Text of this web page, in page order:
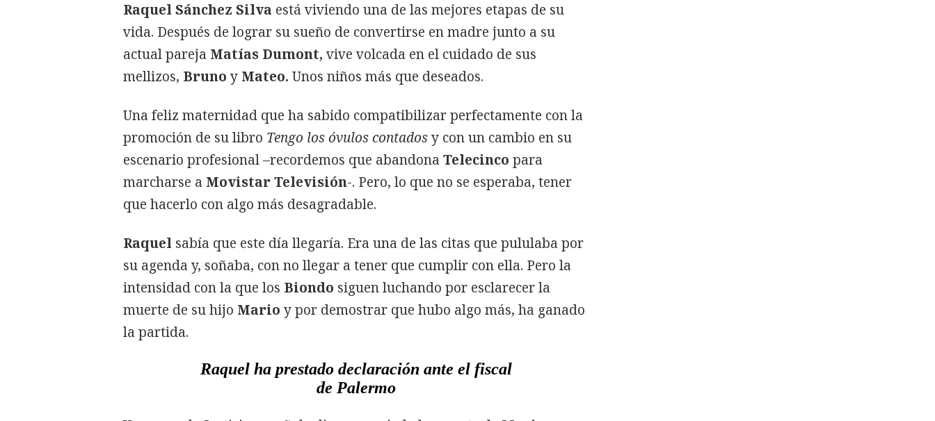
Raquel Sánchez Silva está viviendo una de las mejores etapas de su
vida. Después de lograr su sueño de convertirse en madre junto a su
actual pareja Matías Dumont,vive volcada en el cuidado de sus
mellizos, Bruno y Mateo. Unos niños más que deseados.
Una feliz maternidad que ha sabido compatibilizar perfectamente con la
promoción de su libro Tengo los óvulos contadosy con un cambio en su
escenario profesional –recordemos que abandona Telecinco para
marcharse a Movistar Televisión-. Pero, lo que no se esperaba, tener
que hacerlo con algo más desagradable.
Raquel sabía que este día llegaría. Era una de las citas que pululaba por
su agenda y, soñaba, con no llegar a tener que cumplir con ella. Pero la
intensidad con la que los Biondo siguen luchando por esclarecer la
muerte de su hijo Mario y por demostrar que hubo algo más, ha ganado
la partida.
Raquel ha prestado declaración ante el fiscal
de Palermo